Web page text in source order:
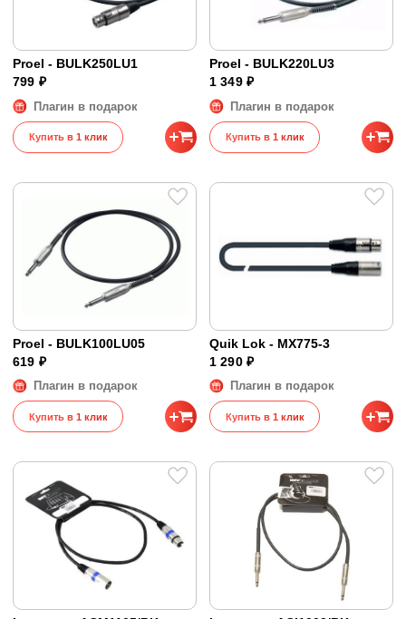
Proel - BULK250LU1
799 ₽
Плагин в подарок
Купить в 1 клик
Proel - BULK220LU3
1 349 ₽
Плагин в подарок
Купить в 1 клик
Proel - BULK100LU05
619 ₽
Плагин в подарок
Купить в 1 клик
Quik Lok - MX775-3
1 290 ₽
Плагин в подарок
Купить в 1 клик